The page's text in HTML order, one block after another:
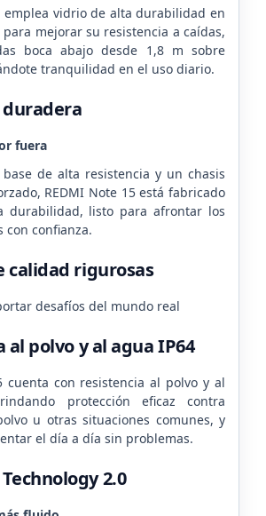
emplea vidrio de alta durabilidad en
mejorar su resistencia a caídas,
boca abajo desde 1,8 m sobre
tranquilidad en el uso diario.
fuera
de alta resistencia y un chasis
REDMI Note 15 está fabricado
durabilidad, listo para afrontar los
con confianza.
calidad rigurosas
desafíos del mundo real
al polvo y al agua IP64
cuenta con resistencia al polvo y al
protección eficaz contra
u otras situaciones comunes, y
el día a día sin problemas.
2.0